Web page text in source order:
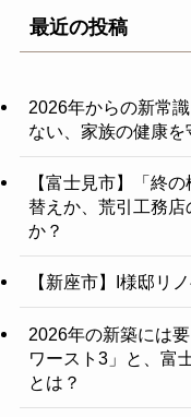
最近の投稿
2026年からの新常
ない、家族の健康
【富士見市】「終
替えか、荒引工務
か？
【新座市】I様邸リ
2026年の新築には
ワースト3」と、富
とは？